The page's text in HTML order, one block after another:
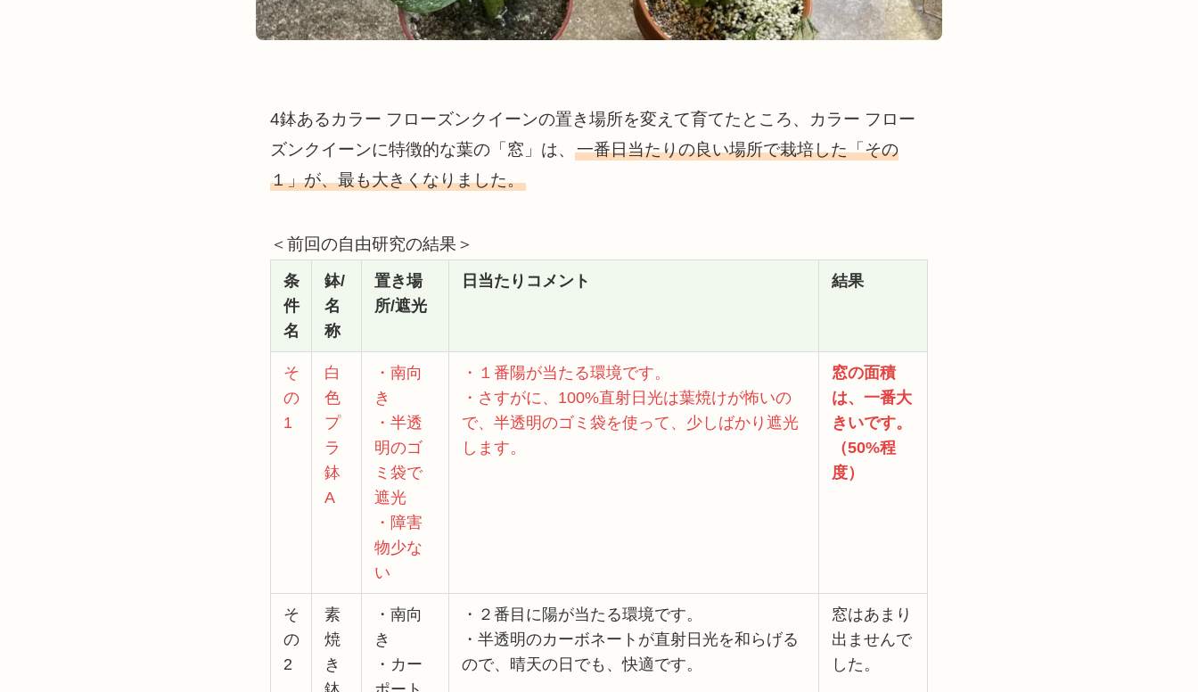
4鉢あるカラー フローズンクイーンの置き場所を変えて育てたところ、カラー フロー
ズンクイーンに特徴的な葉の「窓」は、 一番日当たりの良い場所で栽培した「その
１」が、最も大きくなりました。
＜前回の自由研究の結果＞
条
件
名
鉢/
名
称
置き場
所/遮光
日当たりコメント 結果
そ
の
1
白
色
プ
ラ
鉢
A
・南向
き
・半透
明のゴ
ミ袋で
遮光
・障害
物少な
い
・１番陽が当たる環境です。
・さすがに、100%直射日光は葉焼けが怖いの
で、半透明のゴミ袋を使って、少しばかり遮光
します。
窓の面積
は、一番大
きいです。
（50%程
度）
そ
の
2
素
焼
き
・南向
き
・カー
・２番目に陽が当たる環境です。
・半透明のカーボネートが直射日光を和らげる
ので、晴天の日でも、快適です。
窓はあまり
出ませんで
した。